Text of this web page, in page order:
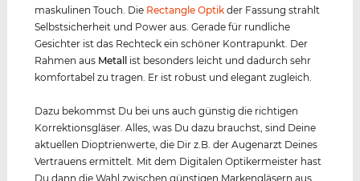
maskulinen Touch. Die Rectangle Optik der Fassung strahlt
Selbstsicherheit und Power aus. Gerade für rundliche
Gesichter ist das Rechteck ein schöner Kontrapunkt. Der
Rahmen aus Metall
ist besonders leicht und dadurch sehr
komfortabel zu tragen. Er ist robust und elegant zugleich.
Dazu bekommst Du bei uns auch günstig die richtigen
Korrektionsgläser. Alles, was Du dazu brauchst, sind Deine
aktuellen Dioptrienwerte, die Dir z.B. der Augenarzt Deines
Vertrauens ermittelt. Mit dem Digitalen Optikermeister hast
Du dann die Wahl zwischen günstigen Markengläsern aus